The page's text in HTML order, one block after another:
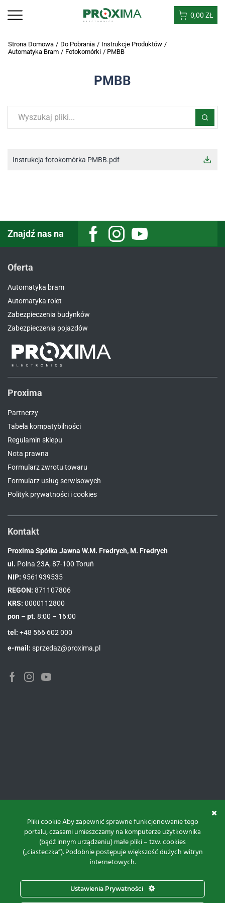
0,00 ZŁ
Strona Domowa / Do Pobrania / Instrukcje Produktów /
Automatyka Bram / Fotokomórki / PMBB
PMBB
Instrukcja fotokomórka PMBB.pdf
Znajdź nas na FacebookInstagramYoutube
Oferta
Automatyka bram
Automatyka rolet
Zabezpieczenia budynków
Zabezpieczenia pojazdów
Proxima
Partnerzy
Tabela kompatybilności
Regulamin sklepu
Nota prawna
Formularz zwrotu towaru
Formularz usług serwisowych
Polityk prywatności i cookies
Kontakt
Proxima Spółka Jawna W.M. Fredrych, M. Fredrych
ul. Polna 23A, 87-100 Toruń
NIP: 9561939535
REGON: 871107806
KRS: 0000112800
pon – pt. 8:00 – 16:00
tel: +48 566 602 000
e-mail: sprzedaz@proxima.pl
FacebookInstagramYoutube
Projekt i realizacja:
Pliki cookie Aby zapewnić sprawne funkcjonowanie tego
portalu, czasami umieszczamy na komputerze użytkownika
(bądź innym urządzeniu) małe pliki – tzw. cookies
(„ciasteczka”). Podobnie postępuje większość dużych witryn
internetowych.
Ustawienia Prywatności